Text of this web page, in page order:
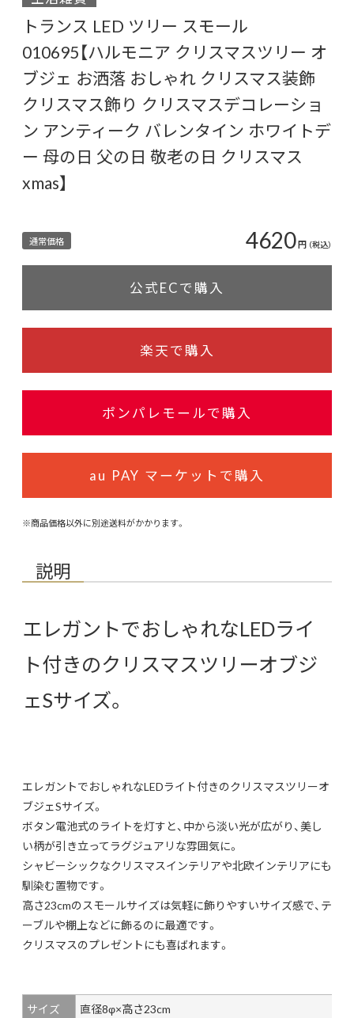
トランス LED ツリー スモール
010695【ハルモニア クリスマスツリー オ
ブジェ お洒落 おしゃれ クリスマス装飾
クリスマス飾り クリスマスデコレーショ
ン アンティーク バレンタイン ホワイトデ
ー 母の日 父の日 敬老の日 クリスマス
xmas】
通常価格 4620円 （税込）
公式ECで購入
楽天で購入
ポンパレモールで購入
au PAY マーケットで購入
※商品価格以外に別途送料がかかります。
説明
エレガントでおしゃれなLEDライ
ト付きのクリスマスツリーオブジ
ェSサイズ。
エレガントでおしゃれなLEDライト付きのクリスマスツリーオ
ブジェSサイズ。
ボタン電池式のライトを灯すと、中から淡い光が広がり、美し
い柄が引き立ってラグジュアリな雰囲気に。
シャビーシックなクリスマスインテリアや北欧インテリアにも
馴染む置物です。
高さ23cmのスモールサイズは気軽に飾りやすいサイズ感で、テ
ーブルや棚上などに飾るのに最適です。
クリスマスのプレゼントにも喜ばれます。
サイズ
直径8φ×高さ23cm